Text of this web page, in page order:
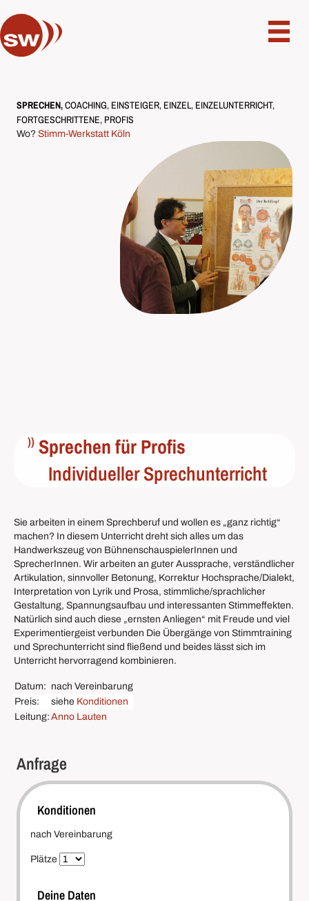
SPRECHEN COACHING, EINSTEIGER, EINZEL, EINZELUNTERRICHT,
FORTGESCHRITTENE, PROFIS
Wo? Stimm-Werkstatt Köln
Sprechen für Profis
Individueller Sprechunterricht
Sie arbeiten in einem Sprechberuf und wollen es „ganz richtig“
machen? In diesem Unterricht dreht sich alles um das
Handwerkszeug von BühnenschauspielerInnen und
SprecherInnen. Wir arbeiten an guter Aussprache, verständlicher
Artikulation, sinnvoller Betonung, Korrektur Hochsprache/Dialekt,
Interpretation von Lyrik und Prosa, stimmliche/sprachlicher
Gestaltung, Spannungsaufbau und interessanten Stimmeffekten.
Natürlich sind auch diese „ernsten Anliegen“ mit Freude und viel
Experimentiergeist verbunden Die Übergänge von Stimmtraining
und Sprechunterricht sind fließend und beides lässt sich im
Unterricht hervorragend kombinieren.
Datum: nach Vereinbarung
Preis:
siehe Konditionen
Leitung: Anno Lauten
Anfrage
Konditionen
nach Vereinbarung
Plätze
Deine Daten